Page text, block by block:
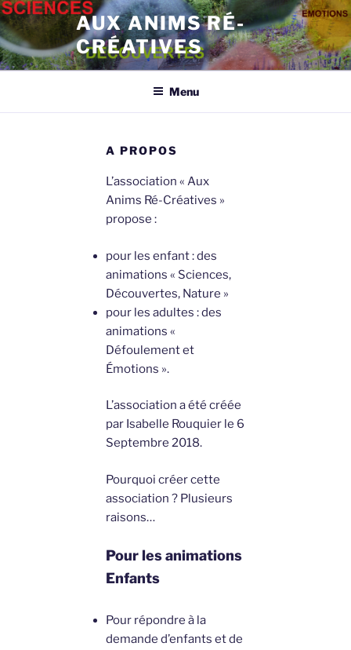
Aller
au
contenu
principal
AUX ANIMS RÉ-
CRÉATIVES
Menu
A PROPOS
L’association « Aux
Anims Ré-Créatives »
propose :
pour les enfant : des
animations « Sciences,
Découvertes, Nature »
pour les adultes : des
animations «
Défoulement et
Émotions ».
L’association a été créée
par Isabelle Rouquier le 6
Septembre 2018.
Pourquoi créer cette
association ? Plusieurs
raisons…
Pour les animations
Enfants
Pour répondre à la
demande d’enfants et de